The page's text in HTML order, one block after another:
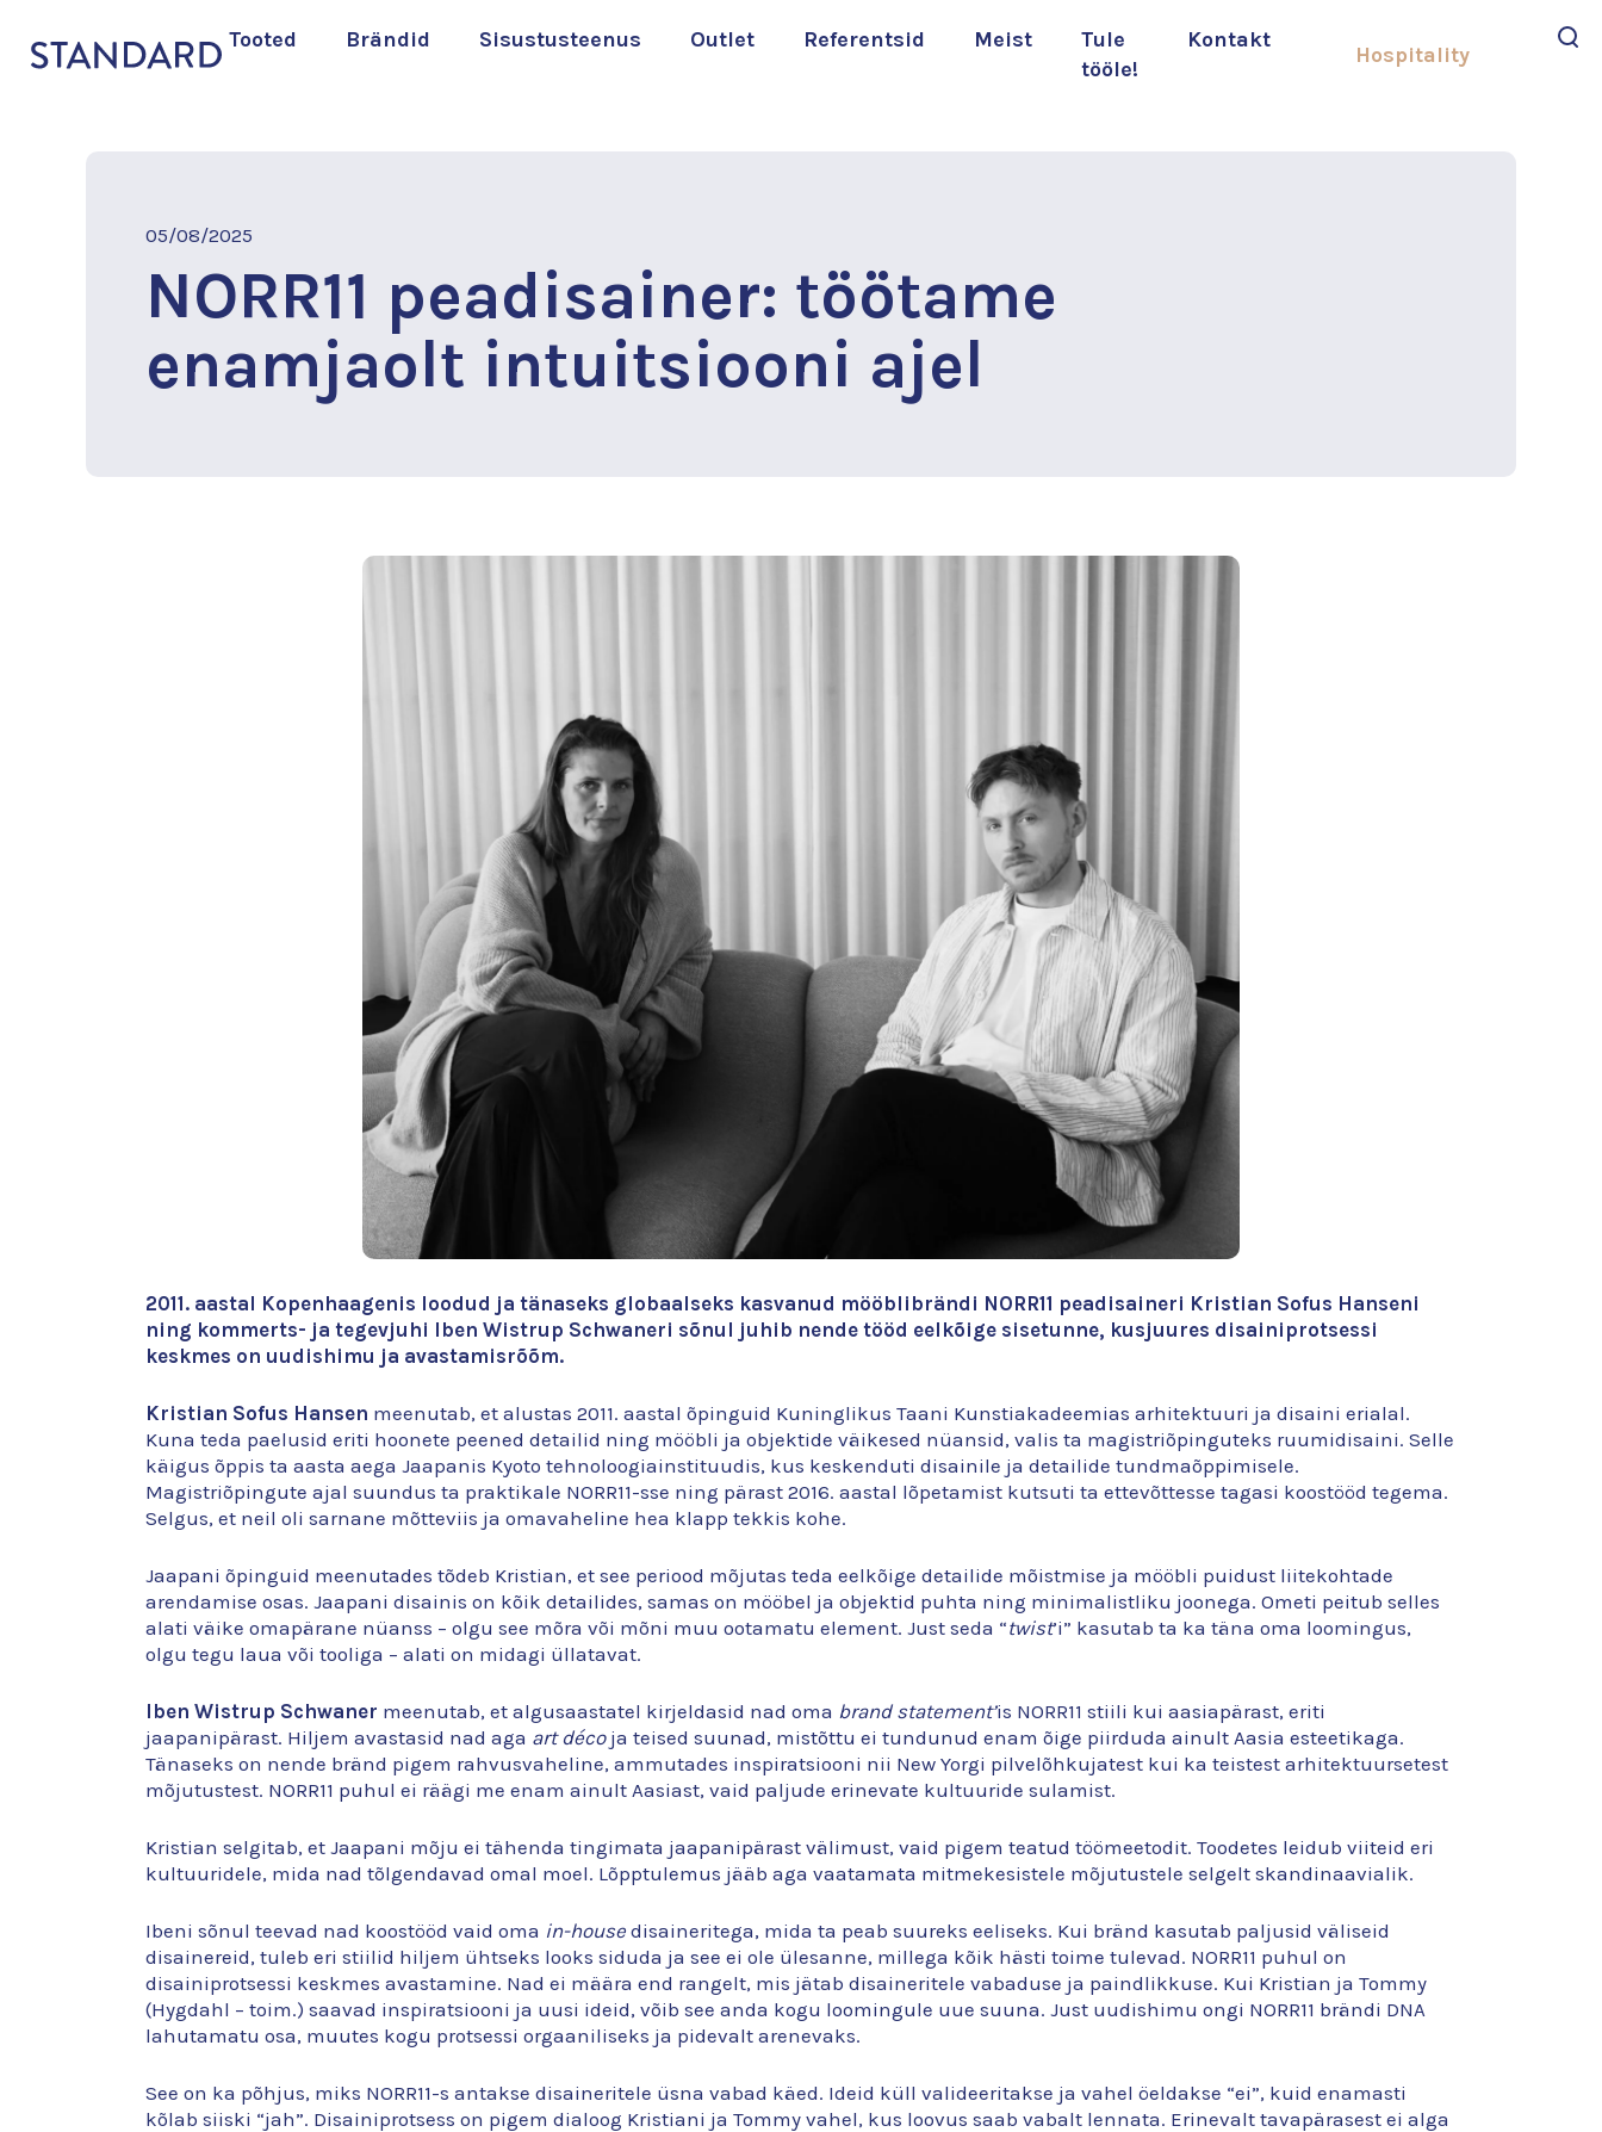
Tooted Brändid Sisustusteenus Outlet Referentsid Meist
Tule
tööle!
Kontakt
Hospitality
05/08/2025
NORR11 peadisainer: töötame
enamjaolt intuitsiooni ajel
2011. aastal Kopenhaagenis loodud ja tänaseks globaalseks kasvanud mööblibrändi NORR11 peadisaineri Kristian Sofus Hanseni
ning kommerts- ja tegevjuhi Iben Wistrup Schwaneri sõnul juhib nende tööd eelkõige sisetunne, kusjuures disainiprotsessi
keskmes on uudishimu ja avastamisrõõm.
Kristian Sofus Hansen meenutab, et alustas 2011. aastal õpinguid Kuninglikus Taani Kunstiakadeemias arhitektuuri ja disaini erialal.
Kuna teda paelusid eriti hoonete peened detailid ning mööbli ja objektide väikesed nüansid, valis ta magistriõpinguteks ruumidisaini. Selle
käigus õppis ta aasta aega Jaapanis Kyoto tehnoloogiainstituudis, kus keskenduti disainile ja detailide tundmaõppimisele.
Magistriõpingute ajal suundus ta praktikale NORR11-sse ning pärast 2016. aastal lõpetamist kutsuti ta ettevõttesse tagasi koostööd tegema.
Selgus, et neil oli sarnane mõtteviis ja omavaheline hea klapp tekkis kohe.
Jaapani õpinguid meenutades tõdeb Kristian, et see periood mõjutas teda eelkõige detailide mõistmise ja mööbli puidust liitekohtade
arendamise osas. Jaapani disainis on kõik detailides, samas on mööbel ja objektid puhta ning minimalistliku joonega. Ometi peitub selles
alati väike omapärane nüanss – olgu see mõra või mõni muu ootamatu element. Just seda “twist’i” kasutab ta ka täna oma loomingus,
olgu tegu laua või tooliga – alati on midagi üllatavat.
Iben Wistrup Schwaner meenutab, et algusaastatel kirjeldasid nad oma brand statement’is NORR11 stiili kui aasiapärast, eriti
jaapanipärast. Hiljem avastasid nad aga art décoja teised suunad, mistõttu ei tundunud enam õige piirduda ainult Aasia esteetikaga.
Tänaseks on nende bränd pigem rahvusvaheline, ammutades inspiratsiooni nii New Yorgi pilvelõhkujatest kui ka teistest arhitektuursetest
mõjutustest. NORR11 puhul ei räägi me enam ainult Aasiast, vaid paljude erinevate kultuuride sulamist.
Kristian selgitab, et Jaapani mõju ei tähenda tingimata jaapanipärast välimust, vaid pigem teatud töömeetodit. Toodetes leidub viiteid eri
kultuuridele, mida nad tõlgendavad omal moel. Lõpptulemus jääb aga vaatamata mitmekesistele mõjutustele selgelt skandinaavialik.
Ibeni sõnul teevad nad koostööd vaid oma in-house disaineritega, mida ta peab suureks eeliseks. Kui bränd kasutab paljusid väliseid
disainereid, tuleb eri stiilid hiljem ühtseks looks siduda ja see ei ole ülesanne, millega kõik hästi toime tulevad. NORR11 puhul on
disainiprotsessi keskmes avastamine. Nad ei määra end rangelt, mis jätab disaineritele vabaduse ja paindlikkuse. Kui Kristian ja Tommy
(Hygdahl – toim.) saavad inspiratsiooni ja uusi ideid, võib see anda kogu loomingule uue suuna. Just uudishimu ongi NORR11 brändi DNA
lahutamatu osa, muutes kogu protsessi orgaaniliseks ja pidevalt arenevaks.
See on ka põhjus, miks NORR11-s antakse disaineritele üsna vabad käed. Ideid küll valideeritakse ja vahel öeldakse “ei”, kuid enamasti
kõlab siiski “jah”. Disainiprotsess on pigem dialoog Kristiani ja Tommy vahel, kus loovus saab vabalt lennata. Erinevalt tavapärasest ei alga